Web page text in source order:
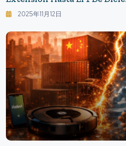
Preparan Los Usuarios? Las
Muestran La Complejidad
Combinado Con La Nube
2025年11月12日